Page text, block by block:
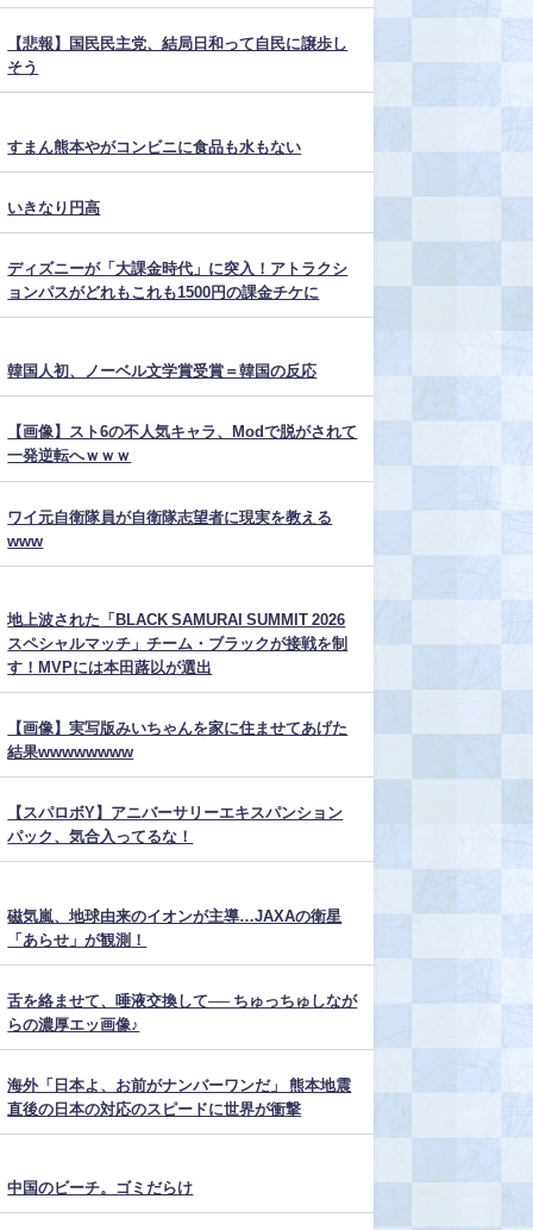
【悲報】国民民主党、結局日和って自民に譲歩し
そう
すまん熊本やがコンビニに食品も水もない
いきなり円高
ディズニーが「大課金時代」に突入！アトラクシ
ョンパスがどれもこれも1500円の課金チケに
韓国人初、ノーベル文学賞受賞＝韓国の反応
【画像】スト6の不人気キャラ、Modで脱がされて
一発逆転へｗｗｗ
ワイ元自衛隊員が自衛隊志望者に現実を教える
www
地上波された「BLACK SAMURAI SUMMIT 2026
スペシャルマッチ」チーム・ブラックが接戦を制
す！MVPには本田蕗以が選出
【画像】実写版みいちゃんを家に住ませてあげた
結果wwwwwwww
【スパロボY】アニバーサリーエキスパンション
パック、気合入ってるな！
磁気嵐、地球由来のイオンが主導…JAXAの衛星
「あらせ」が観測！
舌を絡ませて、唾液交換して── ちゅっちゅしなが
らの濃厚エッ画像♪
海外「日本よ、お前がナンバーワンだ」 熊本地震
直後の日本の対応のスピードに世界が衝撃
中国のビーチ。ゴミだらけ